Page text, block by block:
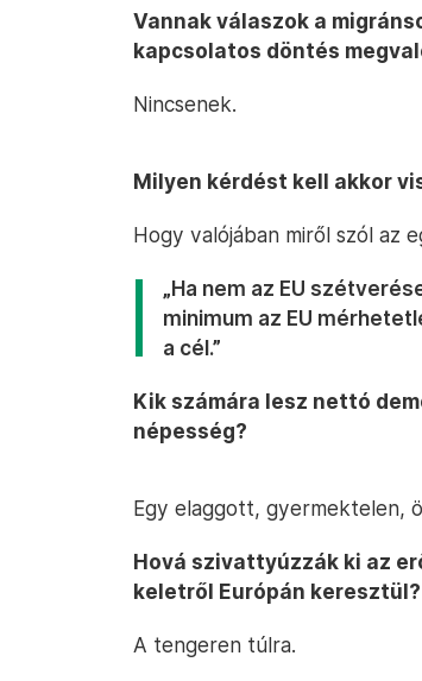
Vannak válaszok a
kapcsolatos döntés
Nincsenek.
Milyen kérdést kell akkor
Hogy valójában miről szól az
„Ha nem az EU
minimum az EU
a cél.”
Kik számára lesz nettó
népesség?
Egy elaggott, gyermektelen,
Hová szivattyúzzák ki az
keletről Európán keresztül?
A tengeren túlra.